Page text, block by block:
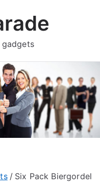
Six Pack Biergordel